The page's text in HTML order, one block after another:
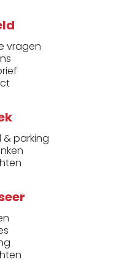
vragen
& parking